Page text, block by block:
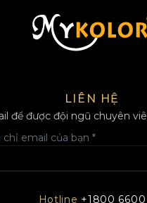
LIÊN HỆ
để được đội ngũ chuyên
Hotline +1800 6600